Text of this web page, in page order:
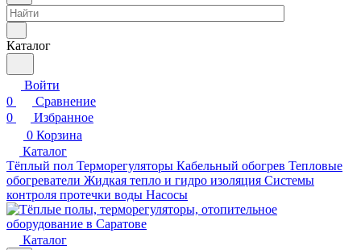
Каталог
Войти
0
Сравнение
0
Избранное
0 Корзина
Каталог
Тёплый пол Терморегуляторы Кабельный обогрев Тепловые
обогреватели Жидкая тепло и гидро изоляция Системы
контроля протечки воды Насосы
Каталог